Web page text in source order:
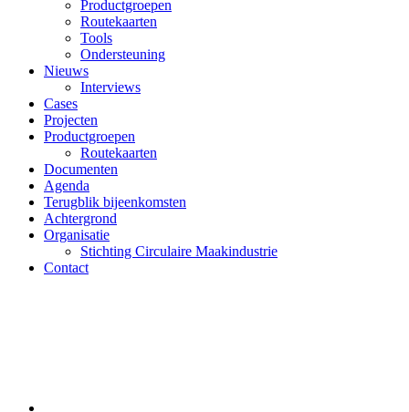
Productgroepen
Routekaarten
Tools
Ondersteuning
Nieuws
Interviews
Cases
Projecten
Productgroepen
Routekaarten
Documenten
Agenda
Terugblik bijeenkomsten
Achtergrond
Organisatie
Stichting Circulaire Maakindustrie
Contact